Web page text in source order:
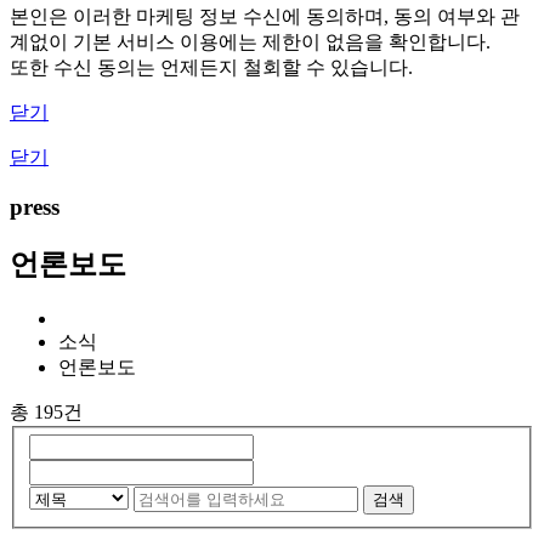
본인은 이러한 마케팅 정보 수신에 동의하며, 동의 여부와 관
계없이 기본 서비스 이용에는 제한이 없음을 확인합니다.
또한 수신 동의는 언제든지 철회할 수 있습니다.
닫기
닫기
press
언론보도
소식
언론보도
총 195건
검색